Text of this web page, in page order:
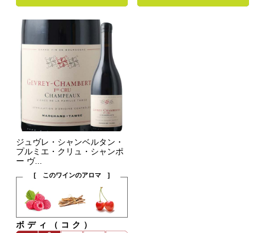
ジュヴレ・シャンベルタン・
プルミエ・クリュ・シャンポ
ー ヴ...
[ このワインのアロマ ]
ボディ（コク）